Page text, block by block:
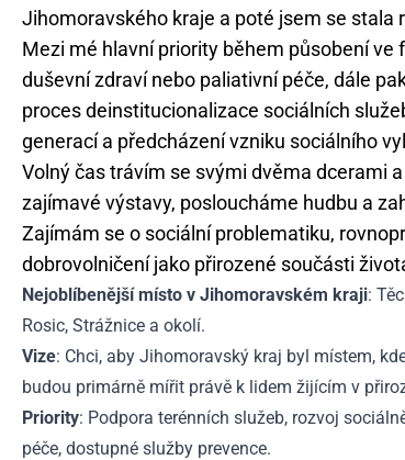
Jihomoravského kraje a poté jsem se stala
Mezi mé hlavní priority během působení
duševní zdraví nebo paliativní péče, dále
proces deinstitucionalizace sociálních
generací a předcházení vzniku sociálního
Volný čas trávím se svými dvěma dcerami
zajímavé výstavy, posloucháme hudbu a
Zajímám se o sociální problematiku,
dobrovolničení jako přirozené součásti
Nejoblíbenější místo v Jihomoravském kraji:
Rosic, Strážnice a okolí.
Vize: Chci, aby Jihomoravský kraj byl místem,
budou primárně mířit právě k lidem žijícím v
Priority: Podpora terénních služeb, rozvoj
péče, dostupné služby prevence.